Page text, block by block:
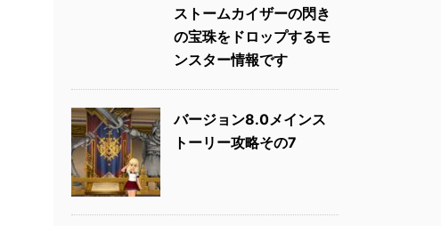
ストームカイザーの閃き
の宝珠をドロップするモ
ンスター情報です
バージョン8.0メインス
トーリー攻略その7